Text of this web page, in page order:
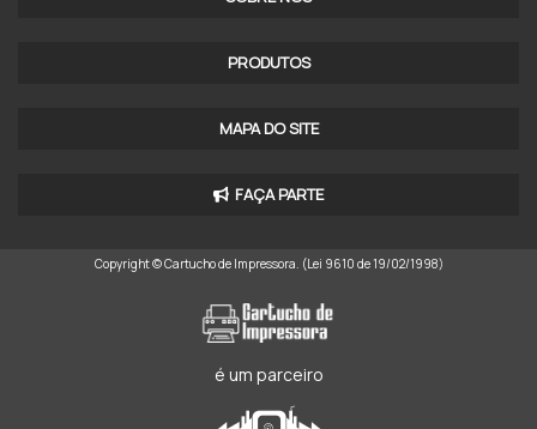
IMPRESSORA ROTATIVA A VENDA
IMPRESSORA OFFSET A4
IMPRESSORA OFFSET DE MESA COLORIDA
IMPRESSORA OFFSET DE MESA COLORIDA PREÇO
PRODUTOS
MAPA DO SITE
FAÇA PARTE
Copyright © Cartucho de Impressora. (Lei 9610 de 19/02/1998)
é um parceiro